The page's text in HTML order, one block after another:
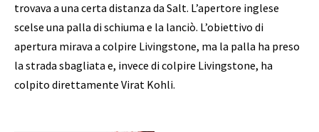
trovava a una certa distanza da Salt. L’apertore inglese
scelse una palla di schiuma e la lanciò. L’obiettivo di
apertura mirava a colpire Livingstone, ma la palla ha preso
la strada sbagliata e, invece di colpire Livingstone, ha
colpito direttamente Virat Kohli.